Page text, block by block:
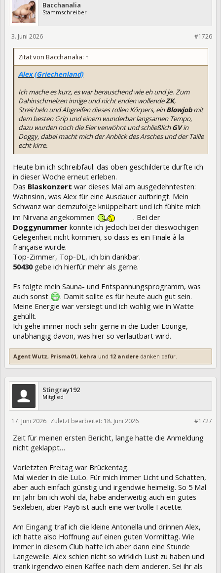
Bacchanalia
Stammschreiber
#1726
3. Juni 2026
Zitat von Bacchanalia: ↑
Alex (Griechenland)
Ich mache es kurz, es war berauschend wie eh und je. Zum
Dahinschmelzen innige und nicht enden wollendeZK,
Streicheln und Abgreifen dieses tollen Körpers, einBlowjobmit
dem besten Grip und einem wunderbar langsamen Tempo,
dazu wurden noch die Eier verwöhnt und schließlichGVin
Doggy, dabei macht mich der Anblick des Arsches und der Taille
echt kirre.
Heute bin ich schreibfaul: das oben geschilderte durfte ich
in dieser Woche erneut erleben.
Das Blaskonzert war dieses Mal am ausgedehntesten:
Wahnsinn, was Alex für eine Ausdauer aufbringt. Mein
Schwanz war demzufolge knüppelhart und ich fühlte mich
im Nirvana angekommen
. Bei der
Doggynummer konnte ich jedoch bei der dieswöchigen
Gelegenheit nicht kommen, so dass es ein Finale à la
française wurde.
Top-Zimmer, Top-DL, ich bin dankbar.
50430gebe ich hierfür mehr als gerne.
Es folgte mein Sauna- und Entspannungsprogramm, was
auch sonst
. Damit sollte es für heute auch gut sein.
Meine Energie war versiegt und ich wohlig wie in Watte
gehüllt.
Ich gehe immer noch sehr gerne in die Luder Lounge,
unabhängig davon, was hier so verlautbart wird.
Agent Wutz, Prisma01, kehra und 12 andere danken dafür.
Stingray192
Mitglied
#1727
17. Juni 2026 Zuletzt bearbeitet: 18. Juni 2026
Zeit für meinen ersten Bericht, lange hatte die Anmeldung
nicht geklappt…
Vorletzten Freitag war Brückentag.
Mal wieder in die LuLo. Für mich immer Licht und Schatten,
aber auch einfach günstig und irgendwie heimelig. So 5 Mal
im Jahr bin ich wohl da, habe anderweitig auch ein gutes
Sexleben, aber Pay6 ist auch eine wertvolle Facette.
Am Eingang traf ich die kleine Antonella und drinnen Alex,
ich hatte also Hoffnung auf einen guten Vormittag. Wie
immer in diesem Club hatte ich aber dann eine Stunde
Langeweile. Alex schien nicht so wirklich Lust zu haben und
trank irgendwo einen Kaffee nach dem anderen. Sei ihr als